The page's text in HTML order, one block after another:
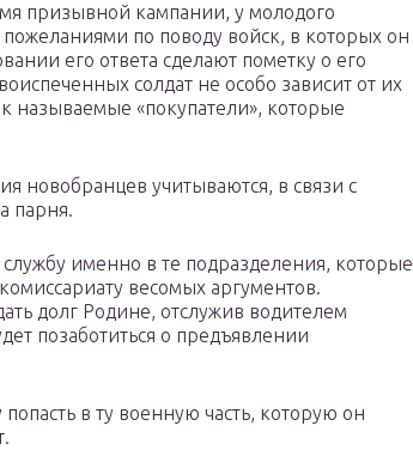
призывной кампании, у молодого
по поводу войск, в которых он
его ответа сделают пометку о его
солдат не особо зависит от их
называемые «покупатели», которые
новобранцев учитываются, в связи с
парня.
именно в те подразделения, которые
весомых аргументов.
долг Родине, отслужив водителем
позаботиться о предъявлении
в ту военную часть, которую он